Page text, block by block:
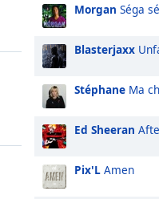
Morgan Séga
Blasterjaxx
Stéphane Ma
Ed Sheeran
Pix'L Amen